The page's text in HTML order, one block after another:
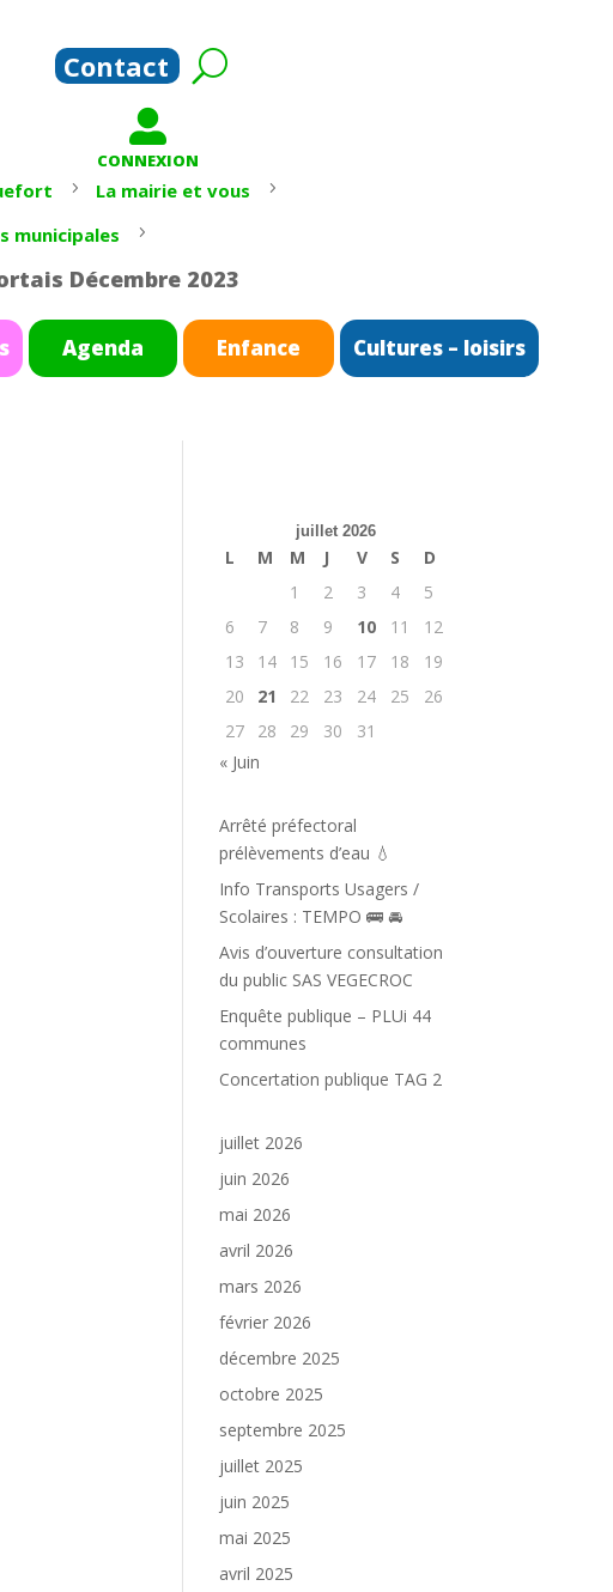
Contact

CONNEXION
5 La mairie et vous 5
municipales 5
Décembre 2023
Agenda Enfance Cultures – loisirs
juillet 2026
L M M J V S
D
1
2 3 4
5
6
7 8 9 10 11
12
13
14 15 16 17 18
19
20
21 22 23 24 25
26
27
28 29 30
31
« Juin
Arrêté préfectoral
prélèvements d’eau 💧
Info Transports Usagers /
Scolaires : TEMPO 🚌 🚘️
Avis d’ouverture consultation
du public SAS VEGECROC
Enquête publique – PLUi 44
communes
Concertation publique TAG 2
juillet 2026
juin 2026
mai 2026
avril 2026
mars 2026
février 2026
décembre 2025
octobre 2025
septembre 2025
juillet 2025
juin 2025
mai 2025
avril 2025